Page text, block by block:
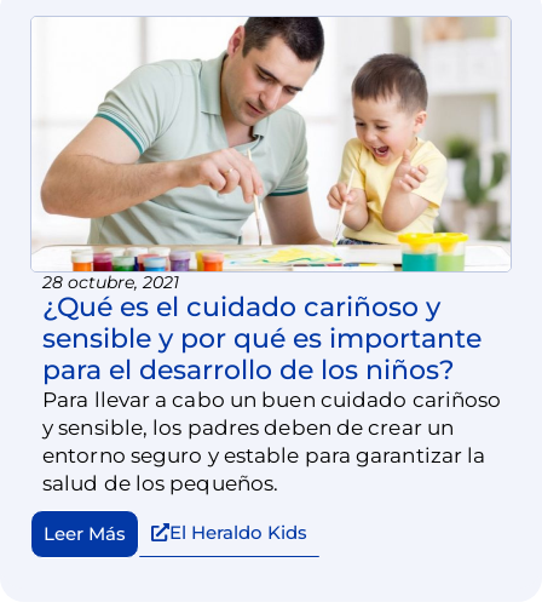
28 octubre, 2021
¿Qué es el cuidado cariñoso y
sensible y por qué es importante
para el desarrollo de los niños?
Para llevar a cabo un buen cuidado cariñoso
y sensible, los padres deben de crear un
entorno seguro y estable para garantizar la
salud de los pequeños.
Leer Más El Heraldo Kids